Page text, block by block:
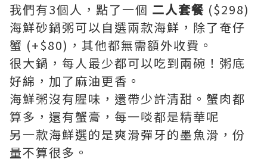
我們有3個人，點了一個 二人套餐 ($298)
海鮮砂鍋粥可以自選兩款海鮮，除了奄仔
蟹 (+$80)，其他都無需額外收費。
很大鍋，每人最少都可以吃到兩碗！粥底
好綿，加了麻油更香。
海鮮粥沒有腥味，還帶少許清甜。蟹肉都
算多，還有蟹膏，每一啖都是精華呢
另一款海鮮選的是爽滑彈牙的墨魚滑，份
量不算很多。